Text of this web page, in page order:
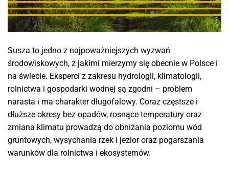
Susza to jedno z najpoważniejszych wyzwań
środowiskowych, z jakimi mierzymy się obecnie w Polsce i
na świecie. Eksperci z zakresu hydrologii, klimatologii,
rolnictwa i gospodarki wodnej są zgodni – problem
narasta i ma charakter długofalowy. Coraz częstsze i
dłuższe okresy bez opadów, rosnące temperatury oraz
zmiana klimatu prowadzą do obniżania poziomu wód
gruntowych, wysychania rzek i jezior oraz pogarszania
warunków dla rolnictwa i ekosystemów.